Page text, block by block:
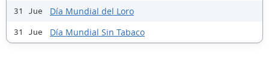
31 Jue Día Mundial del Loro
31 Jue Día Mundial Sin Tabaco